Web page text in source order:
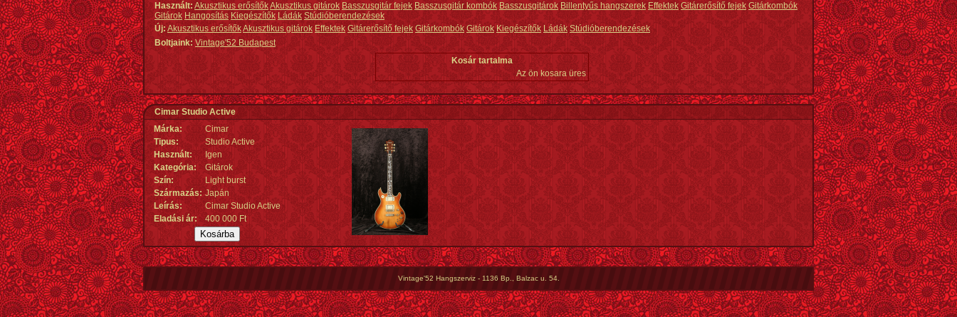
Használt: Akusztikus erősítőkAkusztikus gitárok Basszusgitár fejek Basszusgitár kombók Basszusgitárok Billentyűs hangszerek Effektek Gitárerősítő fejek Gitárkombók
Gitárok Hangosítás Kiegészítők Ládák Stúdióberendezések
Új:Akusztikus erősítőkAkusztikus gitárok Effektek Gitárerősítő fejek Gitárkombók Gitárok Kiegészítők Ládák Stúdióberendezések
Boltjaink: Vintage'52 Budapest
Kosár tartalma
Az ön kosara üres
Cimar Studio Active
Márka:
Cimar
Tipus:
Studio Active
Használt:
Igen
Kategória:
Gitárok
Szín:
Light burst
Származás: Japán
Leírás:
Cimar Studio Active
Eladási ár:
400 000 Ft
Vintage'52 Hangszerviz - 1136 Bp., Balzac u. 54.